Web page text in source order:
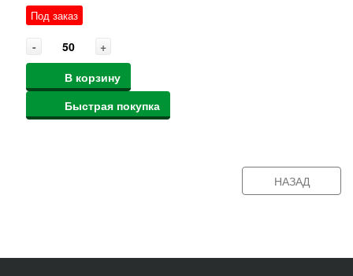
Под заказ
-
+
В корзину
Быстрая покупка
НАЗАД